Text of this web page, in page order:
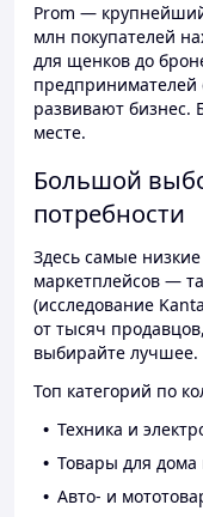
Prom —
млн покупателей
для щенков до
предпринимателей
развивают бизнес.
месте.
Большой
потребности
Здесь самые
маркетплейсов —
(исследование
от тысяч
выбирайте лучшее.
Топ категорий по
Техника и
Товары для дома
Авто- и